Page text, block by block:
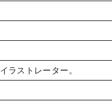
ラストレーター。